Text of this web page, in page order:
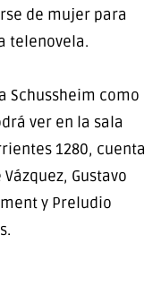
de mujer para
telenovela.
Schussheim como
ver en la sala
1280, cuenta
Gustavo
y Preludio